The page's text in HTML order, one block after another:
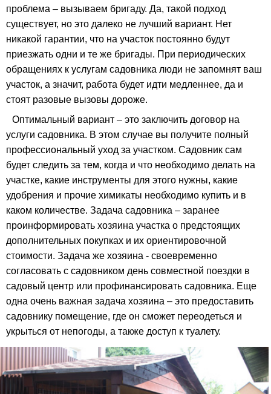
проблема – вызываем бригаду. Да, такой подход
существует, но это далеко не лучший вариант. Нет
никакой гарантии, что на участок постоянно будут
приезжать одни и те же бригады. При периодических
обращениях к услугам садовника люди не запомнят ваш
участок, а значит, работа будет идти медленнее, да и
стоят разовые вызовы дороже.
Оптимальный вариант – это заключить договор на
услуги садовника. В этом случае вы получите полный
профессиональный уход за участком. Садовник сам
будет следить за тем, когда и что необходимо делать на
участке, какие инструменты для этого нужны, какие
удобрения и прочие химикаты необходимо купить и в
каком количестве. Задача садовника – заранее
проинформировать хозяина участка о предстоящих
дополнительных покупках и их ориентировочной
стоимости. Задача же хозяина - своевременно
согласовать с садовником день совместной поездки в
садовый центр или профинансировать садовника. Еще
одна очень важная задача хозяина – это предоставить
садовнику помещение, где он сможет переодеться и
укрыться от непогоды, а также доступ к туалету.